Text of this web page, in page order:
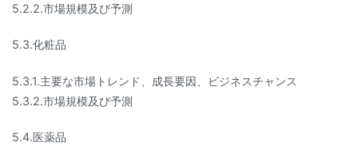
5.2.2.市場規模及び予測
5.3.化粧品
5.3.1.主要な市場トレンド、成長要因、ビジネスチャンス
5.3.2.市場規模及び予測
5.4.医薬品